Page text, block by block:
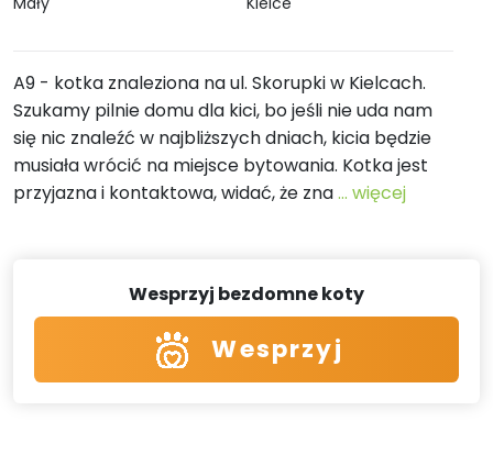
A9 - kotka znaleziona na ul. Skorupki w Kielcach.
Szukamy pilnie domu dla kici, bo jeśli nie uda nam
się nic znaleźć w najbliższych dniach, kicia będzie
musiała wrócić na miejsce bytowania. Kotka jest
przyjazna i kontaktowa, widać, że zna... więcej
Wesprzyj bezdomne koty
Wesprzyj